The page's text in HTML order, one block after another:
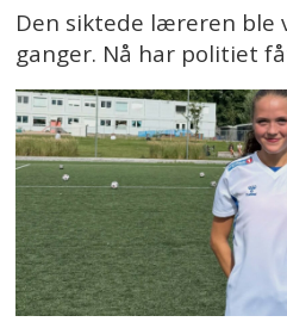
Den siktede læreren ble
ganger. Nå har politiet